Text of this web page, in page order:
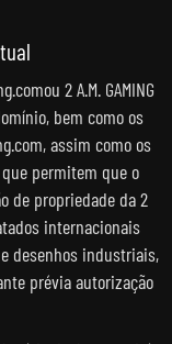
2 A.M. GAMING
bem como os
assim como os
permitem que o
de propriedade da 2
internacionais
desenhos industriais,
prévia autorização